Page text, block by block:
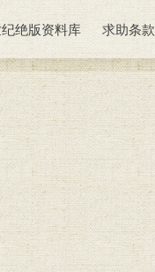
绝版资料库 求助条款